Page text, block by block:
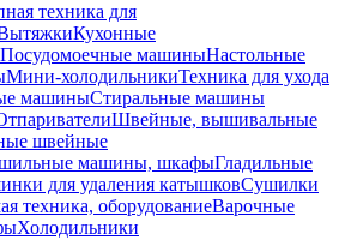
техника для
Кухонные
Посудомоечные машиныНастольные
Мини-холодильникиТехника для ухода
машиныСтиральные машины
Швейные, вышивальные
швейные
машины, шкафыГладильные
для удаления катышковСушилки
техника, оборудованиеВарочные
Холодильники